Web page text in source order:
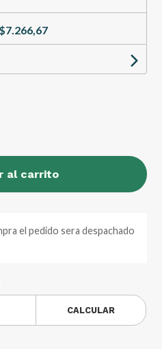
$7.266,67
al carrito
el pedido sera despachado
CALCULAR